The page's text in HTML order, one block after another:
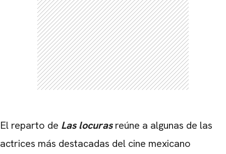
El reparto de Las locurasreúne a algunas de las
actrices más destacadas del cine mexicano